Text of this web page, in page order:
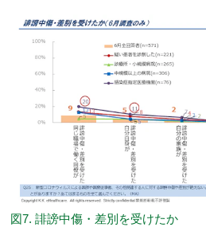
図7. 誹謗中傷・差別を受けたか